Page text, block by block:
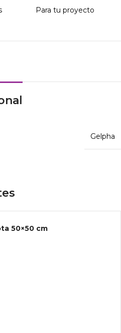
Para tu proyecto
Gelpha
50×50 cm